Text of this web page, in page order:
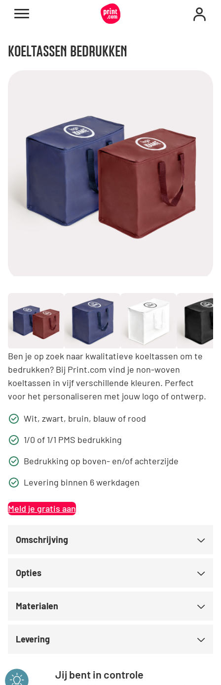
KOELTASSEN BEDRUKKEN
Ben je op zoek naar kwalitatieve koeltassen om te
bedrukken? Bij Print.com vind je non-woven
koeltassen in vijf verschillende kleuren. Perfect
voor het personaliseren met jouw logo of ontwerp.
Wit, zwart, bruin, blauw of rood
1/0 of 1/1 PMS bedrukking
Bedrukking op boven- en/of achterzijde
Levering binnen 6 werkdagen
Meld je gratis aan
Omschrijving
Opties
Materialen
Levering
Jij bent in controle